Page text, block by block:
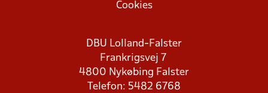
Cookies
DBU Lolland-Falster
Frankrigsvej 7
4800 Nykøbing Falster
Telefon: 5482 6768